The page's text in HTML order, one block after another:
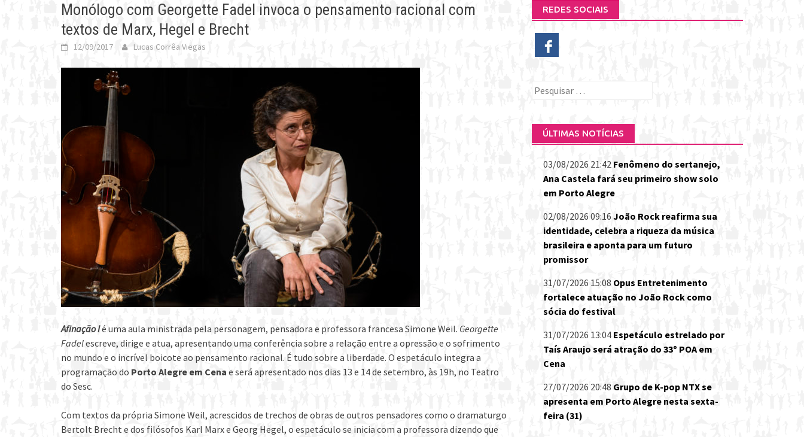
Monólogo com Georgette Fadel invoca o pensamento racional com
textos de Marx, Hegel e Brecht
12/09/2017 Lucas Corrêa Viegas
Afinação Ié uma aula ministrada pela personagem, pensadora e professora francesa Simone Weil. Georgette
Fadelescreve, dirige e atua, apresentando uma conferência sobre a relação entre a opressão e o sofrimento
no mundo e o incrível boicote ao pensamento racional. É tudo sobre a liberdade. O espetáculo integra a
programação do Porto Alegre em Cena e será apresentado nos dias 13 e 14 de setembro, às 19h, no Teatro
do Sesc.
Com textos da própria Simone Weil, acrescidos de trechos de obras de outros pensadores como o dramaturgo
Bertolt Brecht e dos filósofos Karl Marx e Georg Hegel, o espetáculo se inicia com a professora dizendo que
REDES SOCIAIS
Pesquisar
ÚLTIMAS NOTÍCIAS
03/08/2026 21:42 Fenômeno do sertanejo,
Ana Castela fará seu primeiro show solo
em Porto Alegre
02/08/2026 09:16 João Rock reafirma sua
identidade, celebra a riqueza da música
brasileira e aponta para um futuro
promissor
31/07/2026 15:08 Opus Entretenimento
fortalece atuação no João Rock como
sócia do festival
31/07/2026 13:04 Espetáculo estrelado por
Taís Araujo será atração do 33º POA em
Cena
27/07/2026 20:48 Grupo de K-pop NTX se
apresenta em Porto Alegre nesta sexta-
feira (31)